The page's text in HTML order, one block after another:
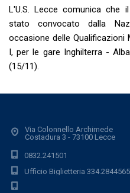
L'U.S. Lecce comunica che
stato convocato dalla
occasione delle
I, per le gare Inghilterra -
(15/11).
Via Colonnello Archimede
Costadura 3 - 73100 Lecce
0832.241501
Ufficio Biglietteria 334.2844565